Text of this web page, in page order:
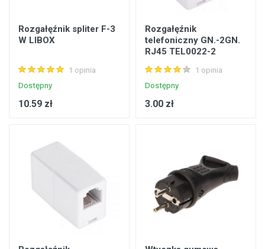
Rozgałęźnik spliter F-3
W LIBOX
1 opinia
Dostępny
10.59 zł
Rozgałęźnik
telefoniczny GN.-2GN.
RJ45 TEL0022-2
1 opinia
Dostępny
3.00 zł